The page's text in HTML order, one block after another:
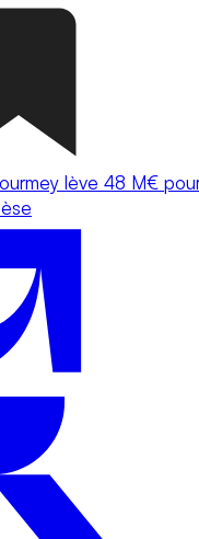
lève 48 M€